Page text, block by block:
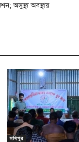
অসুস্থ্য অবস্থায়
সখিপুর